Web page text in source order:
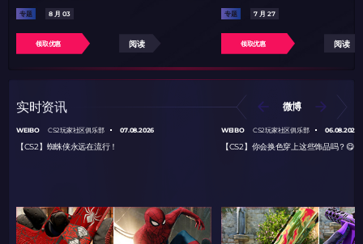
专题 8 月 03
领取优惠 阅读
专题 7 月 27
领取优惠 阅读
实时资讯 微博
WEIBO CS2玩家社区俱乐部 07.08.2026
【CS2】蜘蛛侠永远在流行！
WEIBO CS2玩家社区俱乐部 06.08.2026
【CS2】你会换色穿上这些饰品吗？😋